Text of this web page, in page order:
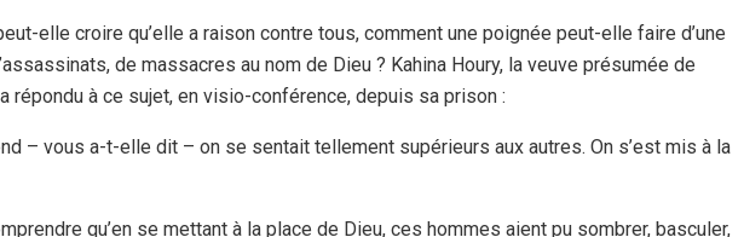
elle croire qu’elle a raison contre tous, comment une poignée peut-elle faire d’une
de massacres au nom de Dieu ? Kahina Houry, la veuve présumée de
répondu à ce sujet, en visio-conférence, depuis sa prison :
– vous a-t-elle dit – on se sentait tellement supérieurs aux autres. On s’est mis à la
qu’en se mettant à la place de Dieu, ces hommes aient pu sombrer, basculer,